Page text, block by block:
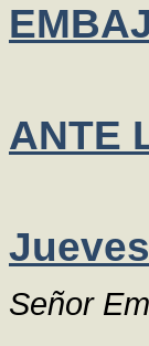
ANTE
Señor